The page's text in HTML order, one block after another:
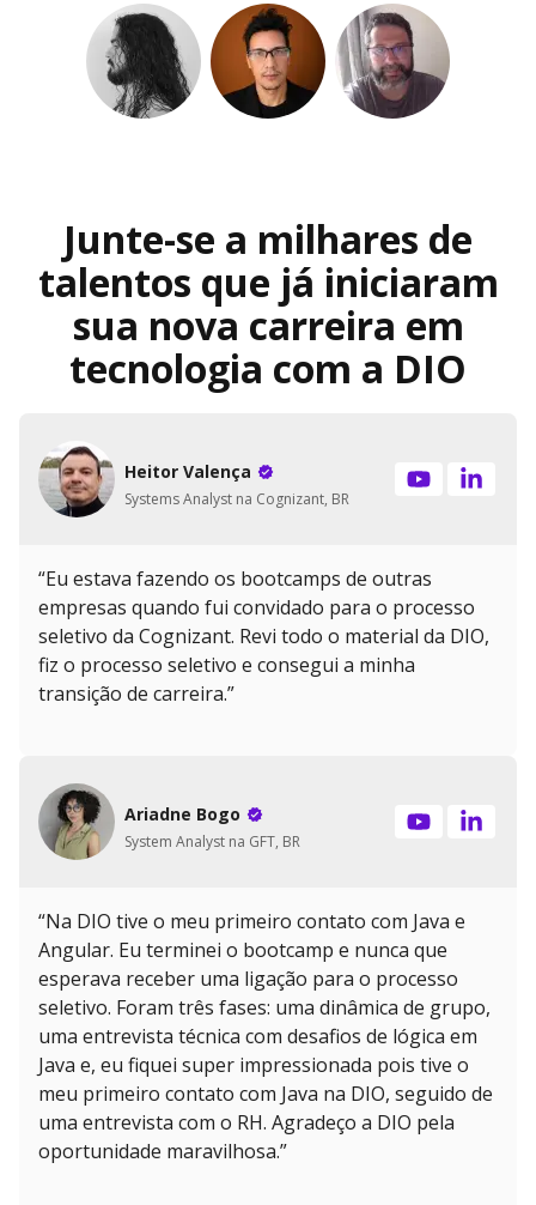
Junte-se a milhares de
talentos que já iniciaram
sua nova carreira em
tecnologia com a DIO
Heitor Valença
Systems Analyst na Cognizant, BR
“Eu estava fazendo os bootcamps de outras
empresas quando fui convidado para o processo
seletivo da Cognizant. Revi todo o material da DIO,
fiz o processo seletivo e consegui a minha
transição de carreira.”
Ariadne Bogo
System Analyst na GFT, BR
“Na DIO tive o meu primeiro contato com Java e
Angular. Eu terminei o bootcamp e nunca que
esperava receber uma ligação para o processo
seletivo. Foram três fases: uma dinâmica de grupo,
uma entrevista técnica com desafios de lógica em
Java e, eu fiquei super impressionada pois tive o
meu primeiro contato com Java na DIO, seguido de
uma entrevista com o RH. Agradeço a DIO pela
oportunidade maravilhosa.”